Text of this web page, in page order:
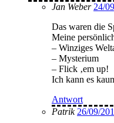
Jan Weber 24/
Das waren die
Meine
– Winziges
– Mysterium
– Flick ‚em up!
Ich kann es
Antwort
Patrik 26/09/